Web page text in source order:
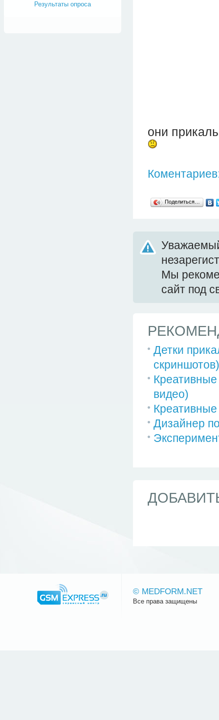
они
Поделиться…
Мы
сайт под
Детки
скриншотов)
видео)
Дизайнер
Результаты опроса
© MEDFORM.NET
Все права защищены